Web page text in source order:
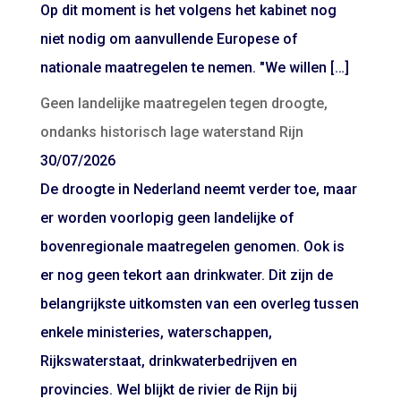
Op dit moment is het volgens het kabinet nog
niet nodig om aanvullende Europese of
nationale maatregelen te nemen. "We willen […]
Geen landelijke maatregelen tegen droogte,
ondanks historisch lage waterstand Rijn
30/07/2026
De droogte in Nederland neemt verder toe, maar
er worden voorlopig geen landelijke of
bovenregionale maatregelen genomen. Ook is
er nog geen tekort aan drinkwater. Dit zijn de
belangrijkste uitkomsten van een overleg tussen
enkele ministeries, waterschappen,
Rijkswaterstaat, drinkwaterbedrijven en
provincies. Wel blijkt de rivier de Rijn bij